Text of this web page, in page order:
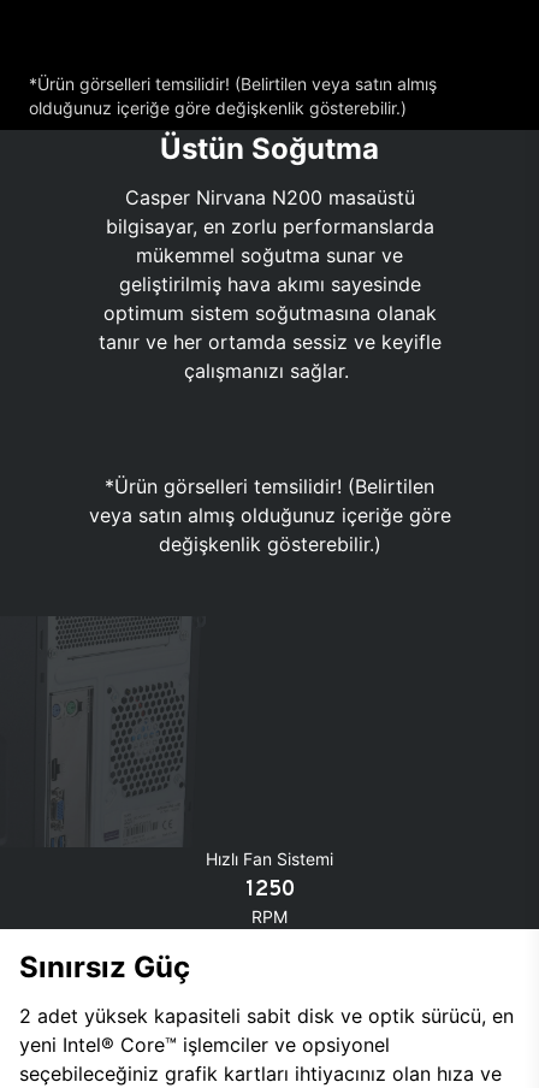
*Ürün görselleri temsilidir! (Belirtilen veya satın almış
olduğunuz içeriğe göre değişkenlik gösterebilir.)
Üstün Soğutma
Casper Nirvana N200 masaüstü
bilgisayar, en zorlu performanslarda
mükemmel soğutma sunar ve
geliştirilmiş hava akımı sayesinde
optimum sistem soğutmasına olanak
tanır ve her ortamda sessiz ve keyifle
çalışmanızı sağlar.
*Ürün görselleri temsilidir! (Belirtilen
veya satın almış olduğunuz içeriğe göre
değişkenlik gösterebilir.)
Hızlı Fan Sistemi
1250
RPM
Sınırsız Güç
2 adet yüksek kapasiteli sabit disk ve optik sürücü, en
yeni Intel® Core™ işlemciler ve opsiyonel
seçebileceğiniz grafik kartları ihtiyacınız olan hıza ve